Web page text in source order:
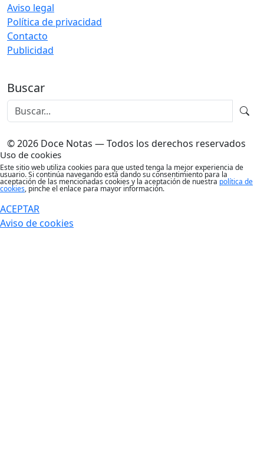
Aviso legal
Política de privacidad
Contacto
Publicidad
Buscar
© 2026 Doce Notas — Todos los derechos reservados
Uso de cookies
Este sitio web utiliza cookies para que usted tenga la mejor experiencia de
usuario. Si continúa navegando está dando su consentimiento para la
aceptación de las mencionadas cookies y la aceptación de nuestra política de
cookies, pinche el enlace para mayor información.
ACEPTAR
Aviso de cookies